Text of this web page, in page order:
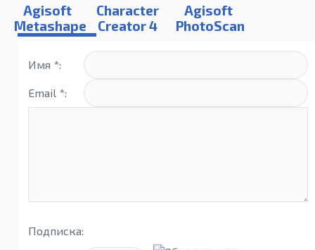
Agisoft
Metashape
Professional
Character
Creator 4
Agisoft
PhotoScan
Имя *:
Email *:
Подписка: